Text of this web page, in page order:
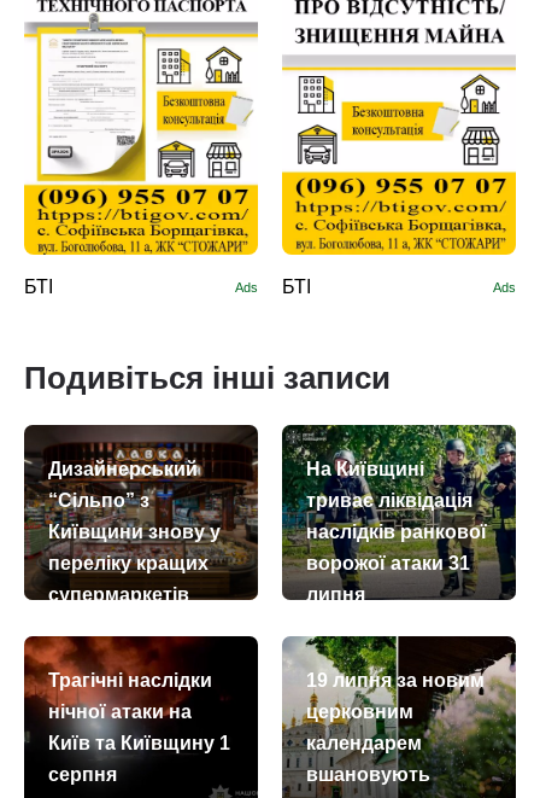
БТІ Ads БТІ Ads
Подивіться інші записи
Дизайнерський
“Сільпо” з
Київщини знову у
переліку кращих
супермаркетів
today04.08.2026
На Київщині
триває ліквідація
наслідків ранкової
ворожої атаки 31
липня
Трагічні наслідки
нічної атаки на
Київ та Київщину 1
серпня
19 липня за новим
церковним
календарем
вшановують